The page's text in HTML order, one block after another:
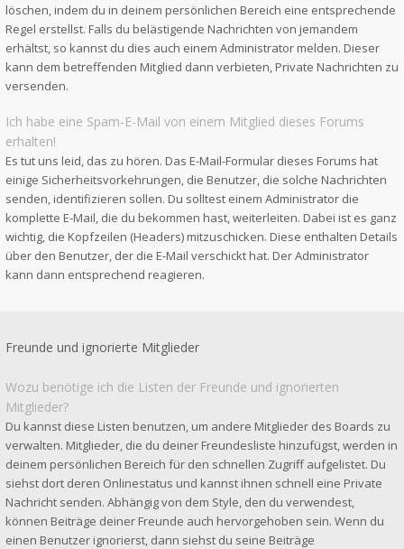
löschen, indem du in deinem persönlichen Bereich eine entsprechende
Regel erstellst. Falls du belästigende Nachrichten von jemandem
erhältst, so kannst du dies auch einem Administrator melden. Dieser
kann dem betreffenden Mitglied dann verbieten, Private Nachrichten zu
versenden.
Ich habe eine Spam-E-Mail von einem Mitglied dieses Forums
erhalten!
Es tut uns leid, das zu hören. Das E-Mail-Formular dieses Forums hat
einige Sicherheitsvorkehrungen, die Benutzer, die solche Nachrichten
senden, identifizieren sollen. Du solltest einem Administrator die
komplette E-Mail, die du bekommen hast, weiterleiten. Dabei ist es ganz
wichtig, die Kopfzeilen (Headers) mitzuschicken. Diese enthalten Details
über den Benutzer, der die E-Mail verschickt hat. Der Administrator
kann dann entsprechend reagieren.
Freunde und ignorierte Mitglieder
Wozu benötige ich die Listen der Freunde und ignorierten
Mitglieder?
Du kannst diese Listen benutzen, um andere Mitglieder des Boards zu
verwalten. Mitglieder, die du deiner Freundesliste hinzufügst, werden in
deinem persönlichen Bereich für den schnellen Zugriff aufgelistet. Du
siehst dort deren Onlinestatus und kannst ihnen schnell eine Private
Nachricht senden. Abhängig von dem Style, den du verwendest,
können Beiträge deiner Freunde auch hervorgehoben sein. Wenn du
einen Benutzer ignorierst, dann siehst du seine Beiträge